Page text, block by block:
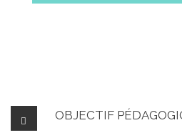
OBJECTIF